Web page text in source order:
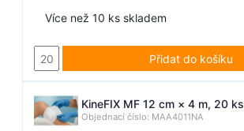
Více než 10 ks skladem
Přidat do košíku
KineFIX MF 12 cm × 4 m, 20 ks
Objednací číslo: MAA4011NA